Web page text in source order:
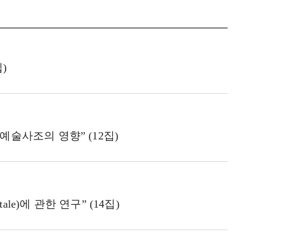
)
술사조의 영향” (12집)
에 관한 연구” (14집)